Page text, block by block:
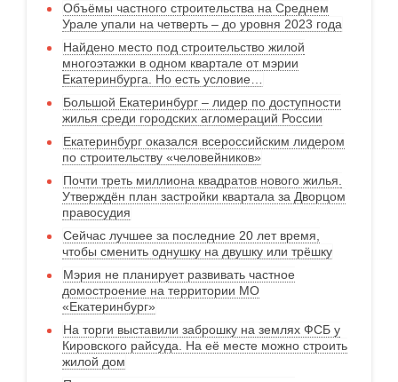
Объёмы частного строительства на Среднем
Урале упали на четверть – до уровня 2023 года
Найдено место под строительство жилой
многоэтажки в одном квартале от мэрии
Екатеринбурга. Но есть условие…
Большой Екатеринбург – лидер по доступности
жилья среди городских агломераций России
Екатеринбург оказался всероссийским лидером
по строительству «человейников»
Почти треть миллиона квадратов нового жилья.
Утверждён план застройки квартала за Дворцом
правосудия
Сейчас лучшее за последние 20 лет время,
чтобы сменить однушку на двушку или трёшку
Мэрия не планирует развивать частное
домостроение на территории МО
«Екатеринбург»
На торги выставили заброшку на землях ФСБ у
Кировского райсуда. На её месте можно строить
жилой дом